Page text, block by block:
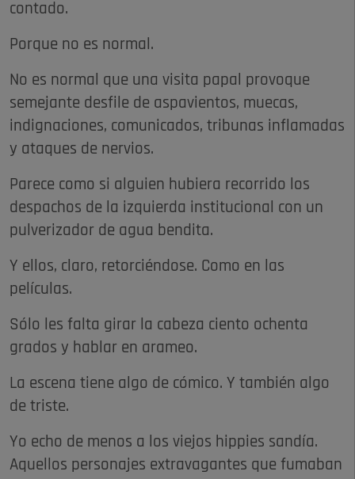
contado.
Porque no es normal.
No es normal que una visita papal provoque
semejante desfile de aspavientos, muecas,
indignaciones, comunicados, tribunas inflamadas
y ataques de nervios.
Parece como si alguien hubiera recorrido los
despachos de la izquierda institucional con un
pulverizador de agua bendita.
Y ellos, claro, retorciéndose. Como en las
películas.
Sólo les falta girar la cabeza ciento ochenta
grados y hablar en arameo.
La escena tiene algo de cómico. Y también algo
de triste.
Yo echo de menos a los viejos hippies sandía.
Aquellos personajes extravagantes que fumaban